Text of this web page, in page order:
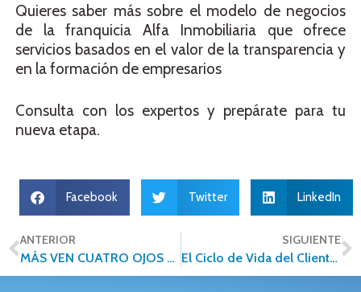
Quieres saber más sobre el modelo de negocios
de la franquicia Alfa Inmobiliaria que ofrece
servicios basados en el valor de la transparencia y
en la formación de empresarios
Consulta con los expertos y prepárate para tu
nueva etapa.
Facebook Twitter LinkedIn
ANTERIOR
MÁS VEN CUATRO OJOS QUE DOS
SIGUIENTE
El Ciclo de Vida del Cliente y la empatía en los Bienes Raíces